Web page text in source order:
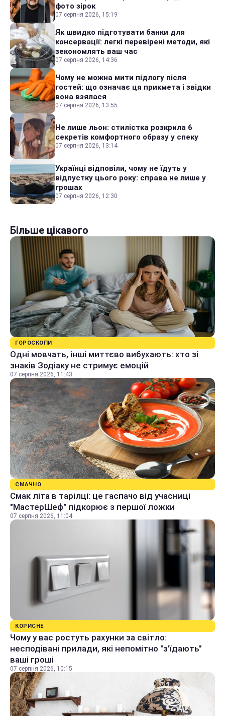
фото зірок
07 серпня 2026, 15:19
Як швидко підготувати банки для
консервації: легкі перевірені методи, які
зекономлять ваш час
07 серпня 2026, 14:36
Чому не можна мити підлогу після
гостей: що означає ця прикмета і звідки
вона взялася
07 серпня 2026, 13:55
Не лише льон: стилістка розкрила 6
секретів комфортного образу у спеку
07 серпня 2026, 13:14
Українці відповіли, чому не їдуть у
відпустку цього року: справа не лише у
грошах
07 серпня 2026, 12:30
Більше цікавого
ГОРОСКОПИ
Одні мовчать, інші миттєво вибухають: хто зі
знаків Зодіаку не стримує емоцій
07 серпня 2026, 11:43
СМАЧНО
Смак літа в тарілці: це гаспачо від учасниці
"МастерШеф" підкорює з першої ложки
07 серпня 2026, 11:04
КОРИСНЕ
Чому у вас ростуть рахунки за світло:
несподівані прилади, які непомітно "з'їдають"
ваші гроші
07 серпня 2026, 10:15